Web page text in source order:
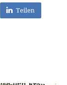
Teilen